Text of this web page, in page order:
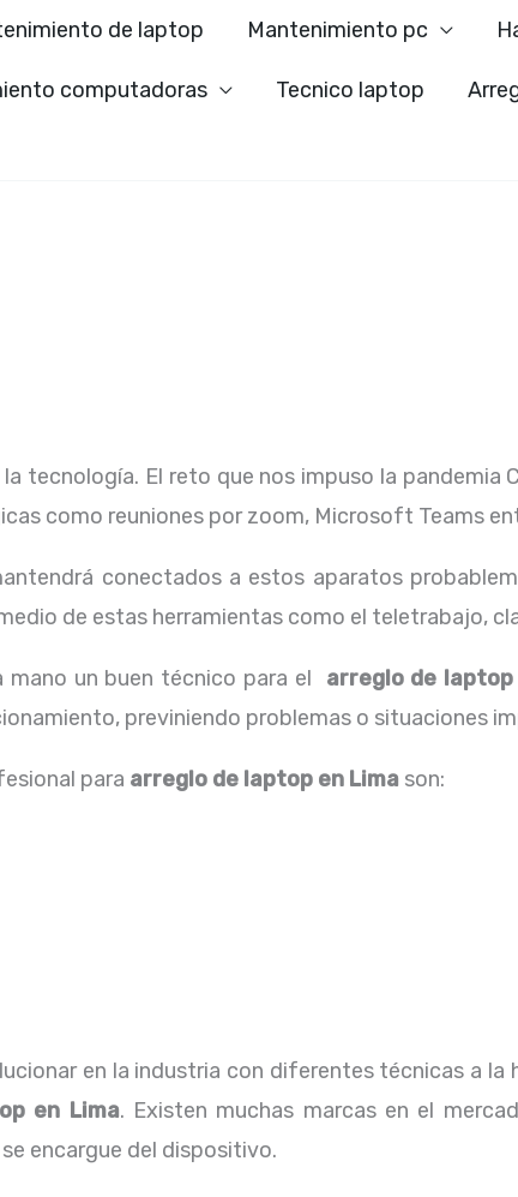
de laptop Mantenimiento pc
computadoras Tecnico laptop
tecnología. El reto que nos impuso la pandemia
como reuniones por zoom, Microsoft Teams
conectados a estos aparatos
de estas herramientas como el teletrabajo,
mano un buen técnico para el arreglo de laptop
previniendo problemas o situaciones
para arreglo de laptop en Lima son:
en la industria con diferentes técnicas a la
en Lima. Existen muchas marcas en el
encargue del dispositivo.